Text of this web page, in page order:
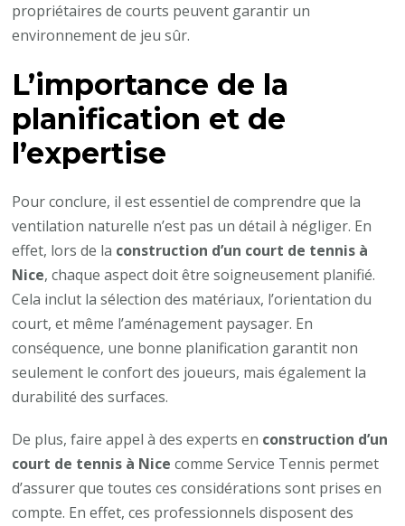
propriétaires de courts peuvent garantir un
environnement de jeu sûr.
L’importance de la
planification et de
l’expertise
Pour conclure, il est essentiel de comprendre que la
ventilation naturelle n’est pas un détail à négliger. En
effet, lors de la construction d’un court de tennis à
Nice, chaque aspect doit être soigneusement planifié.
Cela inclut la sélection des matériaux, l’orientation du
court, et même l’aménagement paysager. En
conséquence, une bonne planification garantit non
seulement le confort des joueurs, mais également la
durabilité des surfaces.
De plus, faire appel à des experts en construction d’un
court de tennis à Nice comme Service Tennis permet
d’assurer que toutes ces considérations sont prises en
compte. En effet, ces professionnels disposent des